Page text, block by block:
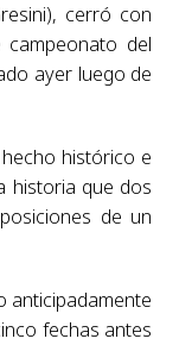
cerró con
del
ayer luego de
histórico e
historia que dos
de un
anticipadamente
fechas antes